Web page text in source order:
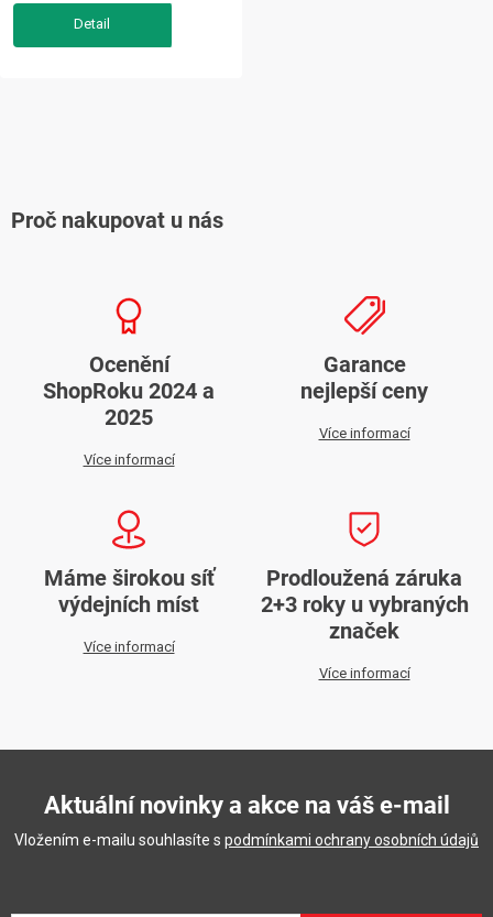
á
Proč nakupovat u nás
Ocenění
ShopRoku 2024 a
2025
Více informací
Garance
nejlepší ceny
Více informací
Máme širokou síť
výdejních míst
Více informací
Prodloužená záruka
2+3 roky u vybraných
značek
Více informací
Aktuální novinky a akce na váš e-mail
Vložením e-mailu souhlasíte s podmínkami ochrany osobních údajů